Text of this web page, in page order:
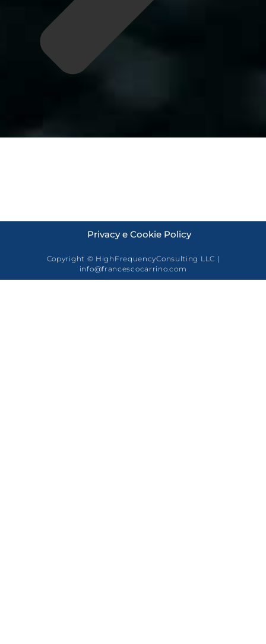
Copyright © HighFrequencyConsulting LLC |
info@francescocarrino.com
Privacy e Cookie Policy